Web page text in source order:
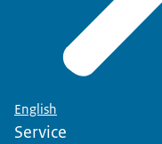
English
Service